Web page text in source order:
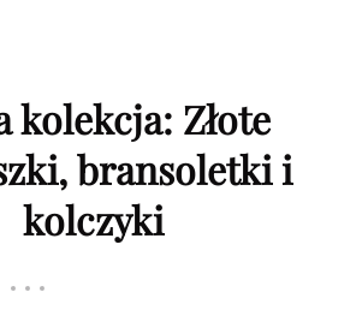
kolekcja: Złote
bransoletki i
kolczyki